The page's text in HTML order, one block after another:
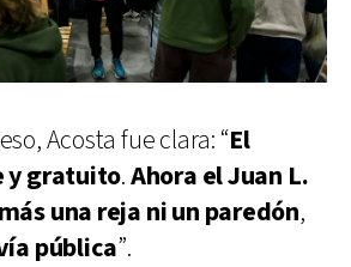
Acosta fue clara: “El
y gratuito.Ahora el Juan L.
una reja ni un paredón,
pública”.